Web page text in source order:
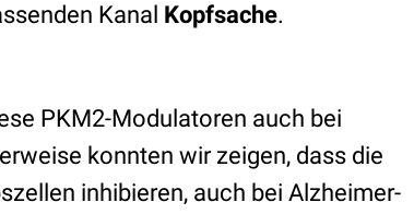
Kanal Kopfsache.
PKM2-Modulatoren auch bei
konnten wir zeigen, dass die
inhibieren, auch bei Alzheimer-